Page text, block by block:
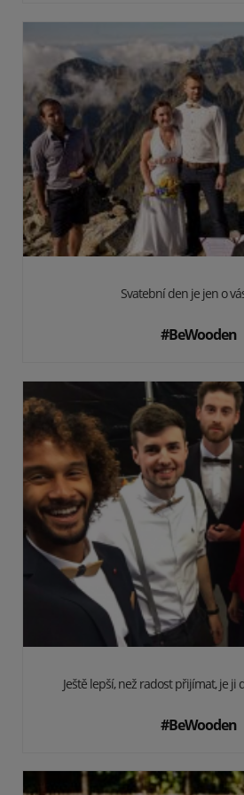
Svatební den je jen o
#BeWooden
Ještě lepší, než radost přijímat, je ji
#BeWooden